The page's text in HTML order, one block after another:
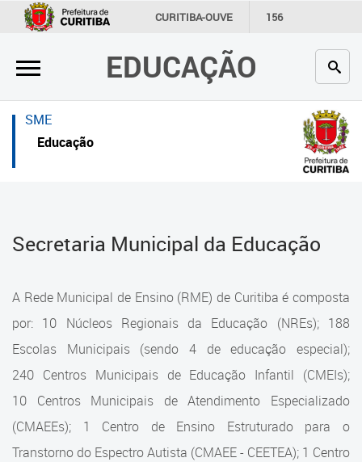
CURITIBA-OUVE 156
INFORMAÇÃO SECRETARIAS
EDUCAÇÃO
×
Inicial
Secretaria
Profissionais da educação
Contato
úteis
Portal da Prefeitura de Curitiba
Cadastramento Escolar
Cadastro Online
Portal ICS Instituto Curitiba de
×
Inicial
Inicial
Secretaria
Crianças e estudantes
Contato
Estrutura da Secretaria
Estrutura da Secretaria
Superintendência Executiva
SME
Educação
Secretaria Municipal da Educação
A Rede Municipal de Ensino (RME) de Curitiba é composta
por: 10 Núcleos Regionais da Educação (NREs); 188
Escolas Municipais (sendo 4 de educação especial);
240 Centros Municipais de Educação Infantil (CMEIs);
10 Centros Municipais de Atendimento Especializado
(CMAEEs); 1 Centro de Ensino Estruturado para o
Transtorno do Espectro Autista (CMAEE - CEETEA); 1 Centro